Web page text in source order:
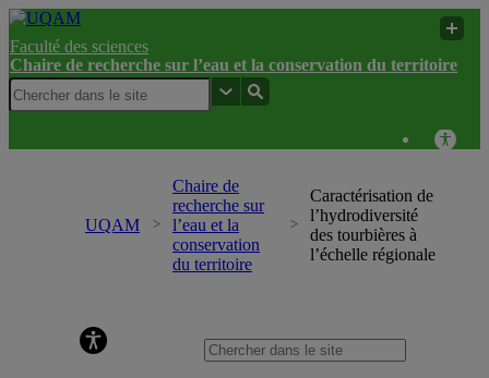
Faculté des sciences
Chaire de recherche sur l’eau et la conservation du territoire
UQAM
Chaire de
recherche sur
l’eau et la
conservation
du territoire
Caractérisation de
l’hydrodiversité
des tourbières à
l’échelle régionale